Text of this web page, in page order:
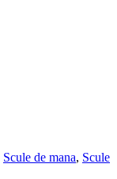
Scule de mana, Scule